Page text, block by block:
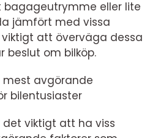
bagageutrymme eller lite
jämfört med vissa
viktigt att överväga dessa
beslut om bilköp.
mest avgörande
bilentusiaster
det viktigt att ha viss